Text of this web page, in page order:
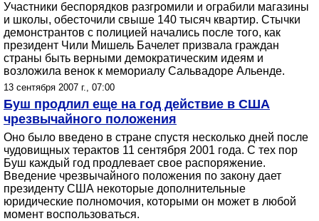
Участники беспорядков разгромили и ограбили магазины
и школы, обесточили свыше 140 тысяч квартир. Стычки
демонстрантов с полицией начались после того, как
президент Чили Мишель Бачелет призвала граждан
страны быть верными демократическим идеям и
возложила венок к мемориалу Сальвадоре Альенде.
13 сентября 2007 г., 07:00
Буш продлил еще на год действие в США
чрезвычайного положения
Оно было введено в стране спустя несколько дней после
чудовищных терактов 11 сентября 2001 года. С тех пор
Буш каждый год продлевает свое распоряжение.
Введение чрезвычайного положения по закону дает
президенту США некоторые дополнительные
юридические полномочия, которыми он может в любой
момент воспользоваться.